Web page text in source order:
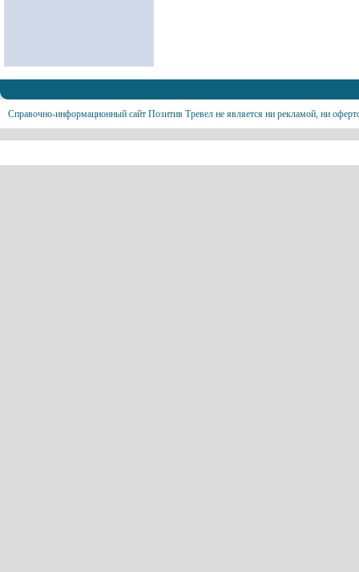
Справочно-информационный сайт Позитив Тревел не является ни рекламой, ни